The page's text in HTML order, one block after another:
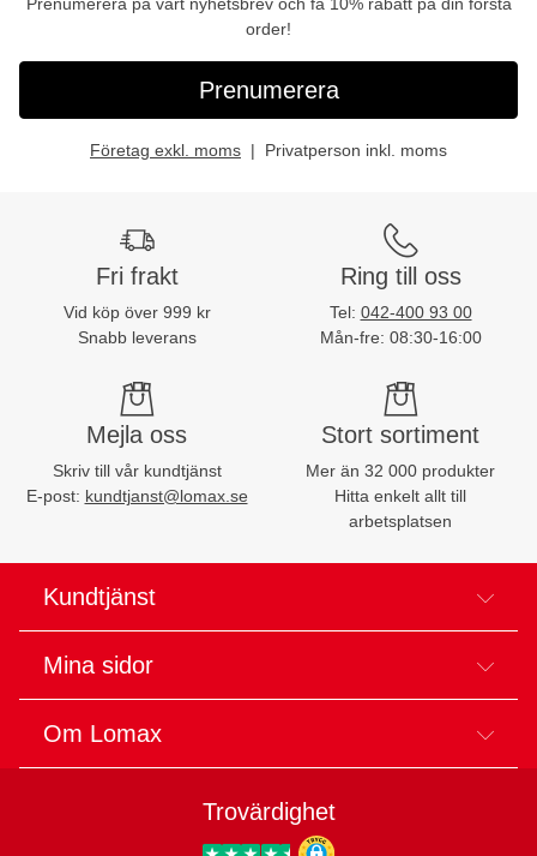
order!
Prenumerera
Företag exkl. moms Privatperson inkl. moms
Fri frakt
Vid köp över 999 kr
Snabb leverans
Ring till oss
Tel: 042-400 93 00
Mån-fre: 08:30-16:00
Mejla oss
Skriv till vår kundtjänst
E-post: kundtjanst@lomax.se
Stort sortiment
Mer än 32 000 produkter
Hitta enkelt allt till
arbetsplatsen
Kundtjänst
Mina sidor
Om Lomax
Trovärdighet